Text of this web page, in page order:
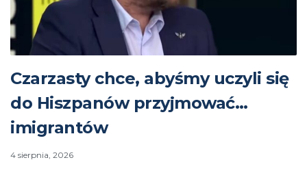
Czarzasty chce, abyśmy uczyli się
do Hiszpanów przyjmować…
imigrantów
4 sierpnia, 2026